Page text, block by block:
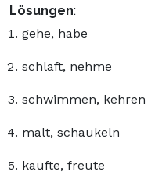
Lösungen:
gehe, habe
schlaft, nehme
schwimmen, kehren
malt, schaukeln
kaufte, freute